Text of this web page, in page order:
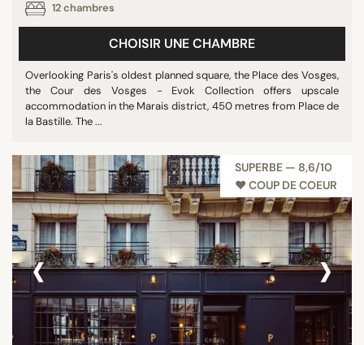
12 chambres
CHOISIR UNE CHAMBRE
Overlooking Paris's oldest planned square, the Place des Vosges,
the Cour des Vosges - Evok Collection offers upscale
accommodation in the Marais district, 450 metres from Place de
la Bastille. The ...
SUPERBE — 8,6/10
♥︎ COUP DE COEUR
‹ ›